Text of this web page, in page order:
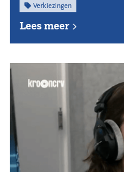
Verkiezingen
Lees meer